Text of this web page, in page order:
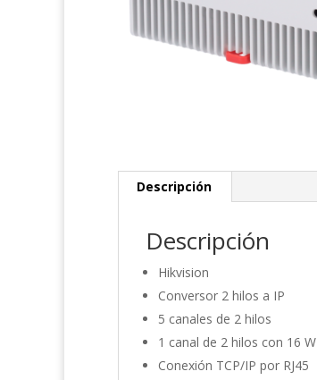
Descripción
Descripción
Hikvision
Conversor 2 hilos a IP
5 canales de 2 hilos
1 canal de 2 hilos con 16 W
Conexión TCP/IP por RJ45